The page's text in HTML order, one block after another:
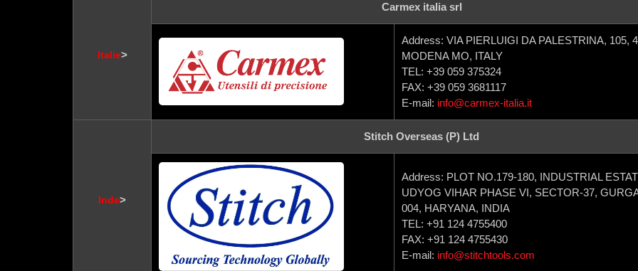
Italie>
Carmex italia srl
Address: VIA PIERLUIGI DA PALESTRINA, 105,
MODENA MO, ITALY
TEL: +39 059 375324
FAX: +39 059 3681117
E-mail: info@carmex-italia.it
Inde>
Stitch Overseas (P) Ltd
Address: PLOT NO.179-180, INDUSTRIAL
UDYOG VIHAR PHASE VI, SECTOR-37,
004, HARYANA, INDIA
TEL: +91 124 4755400
FAX: +91 124 4755430
E-mail: info@stitchtools.com